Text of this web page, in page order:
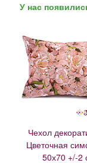
У нас
Чехол
Цветочная
50х70 +/-2